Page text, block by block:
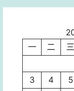
一
二 三
3
4 5